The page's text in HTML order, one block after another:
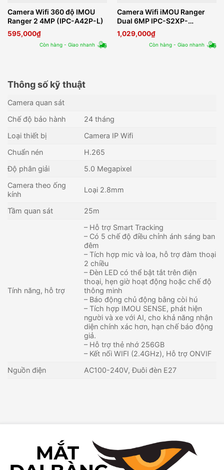
Camera Wifi 360 độ IMOU
Ranger 2 4MP (IPC-A42P-L)
595,000₫
Còn hàng - Giao nhanh
Camera Wifi iMOU Ranger
Dual 6MP IPC-S2XP-
6M0WED 2 mắt
1,029,000₫
Còn hàng - Giao nhanh
Thông số kỹ thuật
Camera quan sát
Chế độ bảo hành
24 tháng
Loại thiết bị
Camera IP Wifi
Chuẩn nén
H.265
Độ phân giải
5.0 Megapixel
Camera theo ống
kính
Loại 2.8mm
Tầm quan sát 25m
Tính năng, hỗ trợ
– Hỗ trợ Smart Tracking
– Có 5 chế độ điều chỉnh ánh sáng ban
đêm
– Tích hợp mic và loa, hỗ trợ đàm thoại
2 chiều
– Đèn LED có thể bật tắt trên điện
thoại, hẹn giờ hoạt động hoặc chế độ
thông minh
– Báo động chủ động bằng còi hú
– Tích hợp IMOU SENSE, phát hiện
người và xe với AI, cho khả năng nhận
diện chính xác hơn, hạn chế báo động
giả.
– Hỗ trợ thẻ nhớ 256GB
– Kết nối WIFI (2.4GHz), Hỗ trợ ONVIF
Nguồn điện
AC100-240V, Đuôi đèn E27